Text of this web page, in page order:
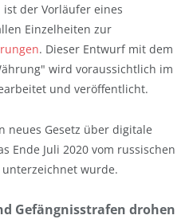
der Vorläufer eines
Einzelheiten zur
. Dieser Entwurf mit dem
wird voraussichtlich im
und veröffentlicht.
neues Gesetz über digitale
Ende Juli 2020 vom russischen
wurde.
Gefängnisstrafen drohen